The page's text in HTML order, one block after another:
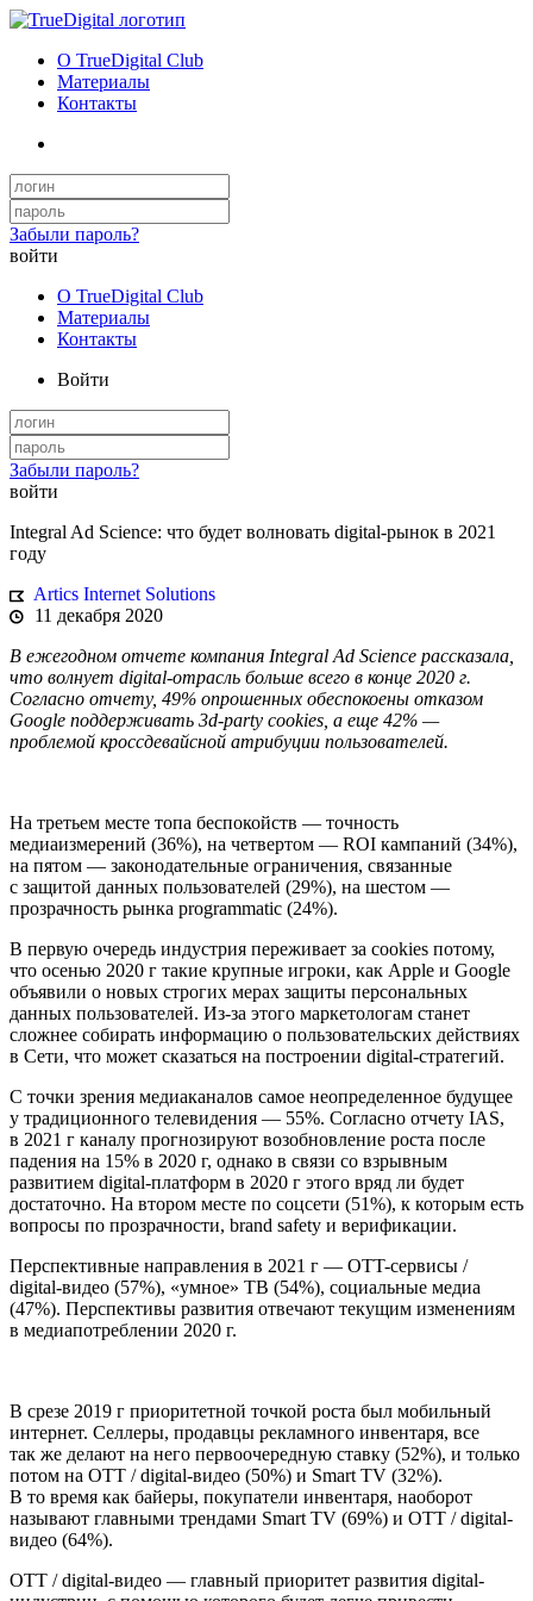
О TrueDigital Club
Материалы
Контакты
Забыли пароль?
войти
О TrueDigital Club
Материалы
Контакты
Войти
Забыли пароль?
войти
Integral Ad Science: что будет волновать digital-рынок в 2021
году
Artics Internet Solutions
11 декабря 2020
В ежегодном отчете компания Integral Ad Science рассказала,
что волнует digital-отрасль больше всего в конце 2020 г.
Согласно отчету, 49% опрошенных обеспокоены отказом
Google поддерживать 3d-party cookies, а еще 42% —
проблемой кроссдевайсной атрибуции пользователей.
На третьем месте топа беспокойств — точность
медиаизмерений (36%), на четвертом — ROI кампаний (34%),
на пятом — законодательные ограничения, связанные
с защитой данных пользователей (29%), на шестом —
прозрачность рынка programmatic (24%).
В первую очередь индустрия переживает за cookies потому,
что осенью 2020 г такие крупные игроки, как Apple и Google
объявили о новых строгих мерах защиты персональных
данных пользователей. Из-за этого маркетологам станет
сложнее собирать информацию о пользовательских действиях
в Сети, что может сказаться на построении digital-стратегий.
С точки зрения медиаканалов самое неопределенное будущее
у традиционного телевидения — 55%. Согласно отчету IAS,
в 2021 г каналу прогнозируют возобновление роста после
падения на 15% в 2020 г, однако в связи со взрывным
развитием digital-платформ в 2020 г этого вряд ли будет
достаточно. На втором месте по соцсети (51%), к которым есть
вопросы по прозрачности, brand safety и верификации.
Перспективные направления в 2021 г — OTT-сервисы /
digital-видео (57%), «умное» ТВ (54%), социальные медиа
(47%). Перспективы развития отвечают текущим изменениям
в медиапотреблении 2020 г.
В срезе 2019 г приоритетной точкой роста был мобильный
интернет. Селлеры, продавцы рекламного инвентаря, все
так же делают на него первоочередную ставку (52%), и только
потом на OTT / digital-видео (50%) и Smart TV (32%).
В то время как байеры, покупатели инвентаря, наоборот
называют главными трендами Smart TV (69%) и OTT / digital-
видео (64%).
OTT / digital-видео — главный приоритет развития digital-